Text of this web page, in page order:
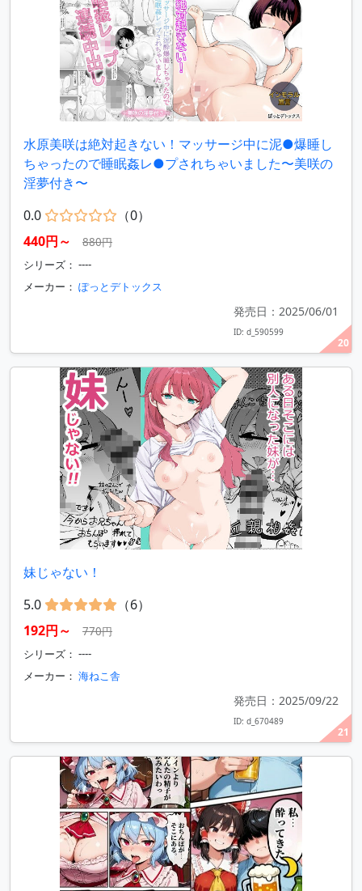
20
水原美咲は絶対起きない！マッサージ中に泥●爆睡し
ちゃったので睡眠姦レ●プされちゃいました〜美咲の
淫夢付き〜
0.0
（0）
440円～
880円
シリーズ： ----
メーカー： ぽっとデトックス
発売日：2025/06/01
ID: d_590599
21
妹じゃない！
5.0
（6）
192円～
770円
シリーズ： ----
メーカー： 海ねこ舎
発売日：2025/09/22
ID: d_670489